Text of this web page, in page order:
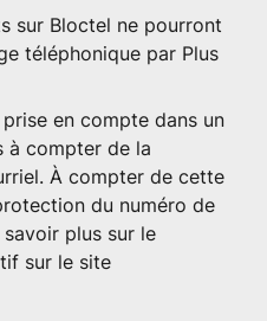
sur Bloctel ne pourront
téléphonique par Plus
en compte dans un
à compter de la
À compter de cette
du numéro de
plus sur le
sur le site